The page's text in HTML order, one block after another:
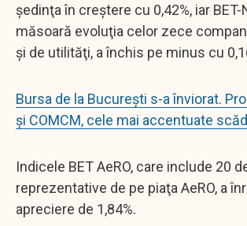
şedinţa în creştere cu 0,42%, iar BET-
măsoară evoluţia celor zece
şi de utilităţi, a închis pe minus cu
Bursa de la București s-a înviorat.
şi COMCM, cele mai accentuate
Indicele BET AeRO, care include 20
reprezentative de pe piaţa AeRO, a
apreciere de 1,84%.